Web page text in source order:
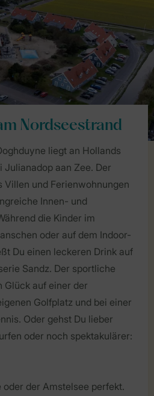
Nordseestrand
liegt an Hollands
aan Zee. Der
Villen und Ferienwohnungen
Innen- und
die Kinder im
oder auf dem Indoor-
Du einen leckeren Drink auf
Sandz. Der sportliche
Glück auf einer der
Golfplatz und bei einer
Oder gehst Du lieber
oder noch spektakulärer:
oder der Amstelsee perfekt.